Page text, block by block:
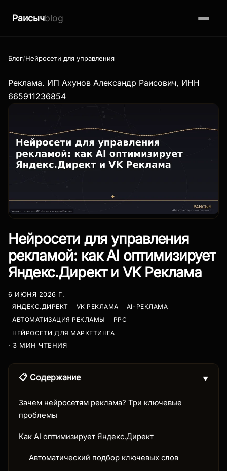
Раисычblog
Блог Нейросети для управления рекламой: как AI оптимизирует
Реклама. ИП Ахунов Александр Раисович, ИНН
665911236854
Нейросети для управления
рекламой: как AI оптимизирует
Яндекс.Директ и VK Реклама
6 ИЮНЯ 2026 Г.
ЯНДЕКС.ДИРЕКТ
VK РЕКЛАМА
AI-РЕКЛАМА
АВТОМАТИЗАЦИЯ РЕКЛАМЫ
PPC
НЕЙРОСЕТИ ДЛЯ МАРКЕТИНГА
· 3 МИН ЧТЕНИЯ
📋 Содержание ▼
Зачем нейросетям реклама? Три ключевые
проблемы
Как AI оптимизирует Яндекс.Директ
Автоматический подбор ключевых слов